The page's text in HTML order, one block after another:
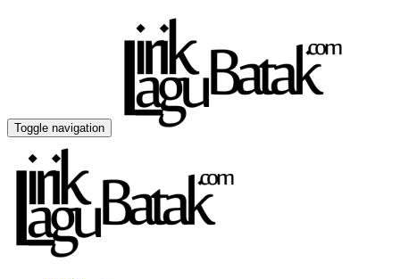
Toggle navigation